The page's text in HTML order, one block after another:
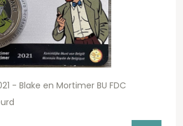
- Blake en Mortimer BU FDC